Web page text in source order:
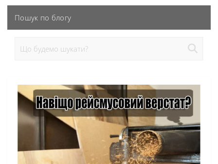
Пошук по блогу